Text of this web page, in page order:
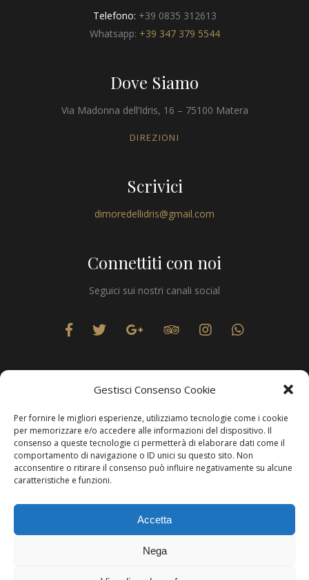
Gestisci Consenso Cookie
Per fornire le migliori esperienze, utilizziamo tecnologie come i cookie
per memorizzare e/o accedere alle informazioni del dispositivo. Il
consenso a queste tecnologie ci permetterà di elaborare dati come il
comportamento di navigazione o ID unici su questo sito. Non
acconsentire o ritirare il consenso può influire negativamente su alcune
caratteristiche e funzioni.
Accetta
Nega
Telefono: +39 0835 312613
Whatsapp: +39 347 379 5544
Dove Siamo
Via Madonna dell’Idris, 16 – 75100 Matera
DIREZIONI
Scrivici
dimoredellidris@gmail.com
Connettiti con noi
Seguici sui nostri canali social
Privacy
Produzione WebResolvis Marketing & Comunicazione
Copyright © Hotels & Resorts Srl - Partita IVA IT01212800773.
Affittacamere - CIN: IT077014B401676001. Tutti i diritti sono